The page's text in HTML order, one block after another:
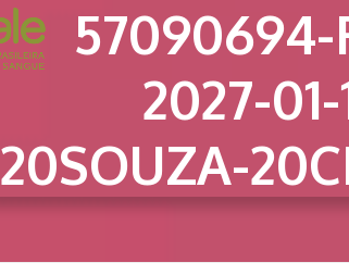
57090694-
2027-
20SOUZA-